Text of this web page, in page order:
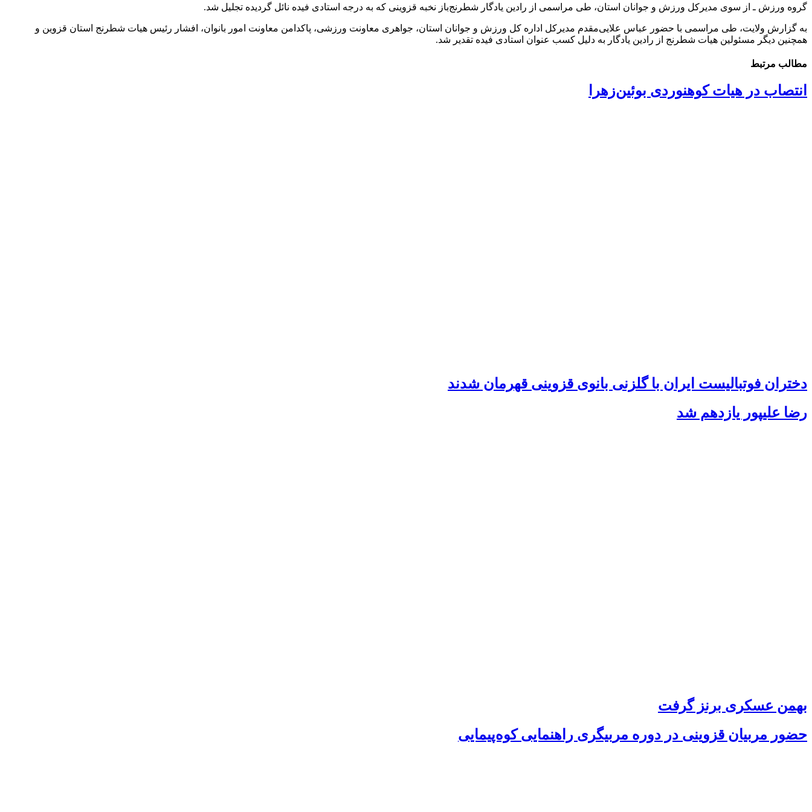
گروه ورزش ـ از سوی مدیرکل ورزش و جوانان استان، طی مراسمی از رادین یادگار شطرنج‌باز نخبه قزوینی که به درجه استادی فیده نائل گردیده تجلیل شد.
به گزارش ولایت، طی مراسمی با حضور عباس علایی‌مقدم مدیرکل اداره کل ورزش و جوانان استان، جواهری معاونت ورزشی، پاکدامن معاونت امور بانوان، افشار رئیس هیات شطرنج استان قزوین و
همچنین دیگر مسئولین هیات شطرنج از رادین یادگار به دلیل کسب عنوان استادی فیده تقدیر شد.
مطالب مرتبط
انتصاب در هیات کوهنوردی بوئین‌زهرا
دختران فوتبالیست ایران با گلزنی بانوی قزوینی قهرمان شدند
رضا علیپور یازدهم شد
بهمن عسکری برنز گرفت
حضور مربیان قزوینی در دوره مربیگری راهنمایی کوه‌پیمایی